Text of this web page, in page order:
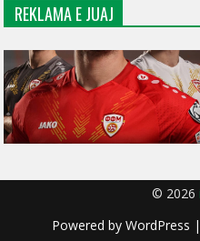
REKLAMA E JUAJ
© 2026
Powered by WordPress